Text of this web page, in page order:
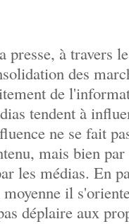
presse, à travers
des
de
tendent à
ne se fait
mais bien
les médias. En
il
déplaire aux